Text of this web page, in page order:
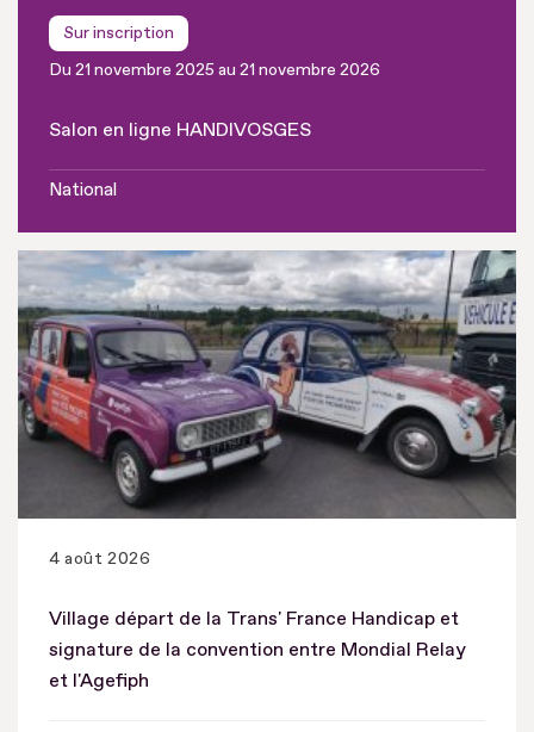
Sur inscription
Du 21 novembre 2025 au 21 novembre 2026
Salon en ligne HANDIVOSGES
National
4 août 2026
Village départ de la Trans' France Handicap et
signature de la convention entre Mondial Relay
et l'Agefiph